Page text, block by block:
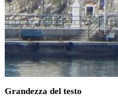
Grandezza del testo